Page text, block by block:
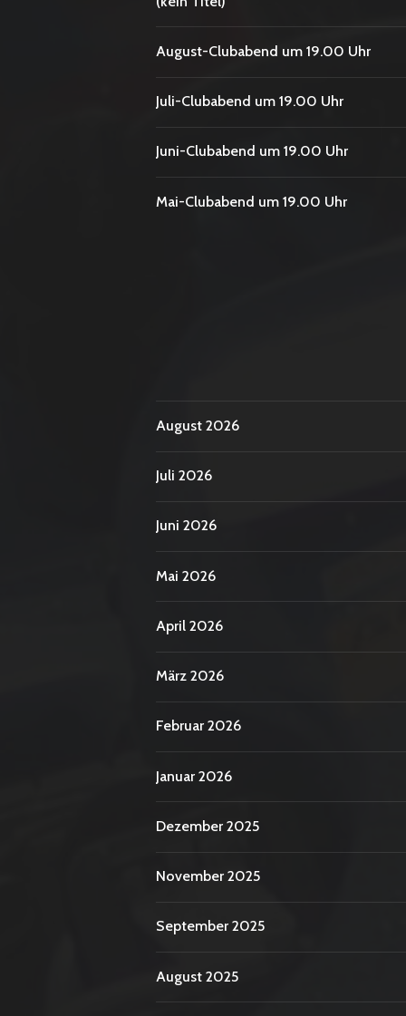
August-Clubabend um 19.00 Uhr
Juli-Clubabend um 19.00 Uhr
Juni-Clubabend um 19.00 Uhr
Mai-Clubabend um 19.00 Uhr
August 2026
Juli 2026
Juni 2026
Mai 2026
April 2026
März 2026
Februar 2026
Januar 2026
Dezember 2025
November 2025
September 2025
August 2025